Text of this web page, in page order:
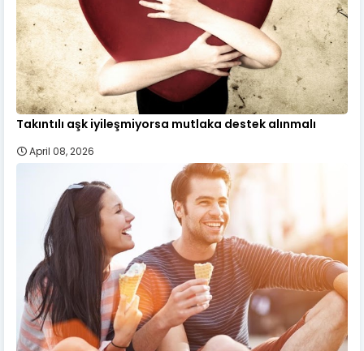
Takıntılı aşk iyileşmiyorsa mutlaka destek alınmalı
April 08, 2026